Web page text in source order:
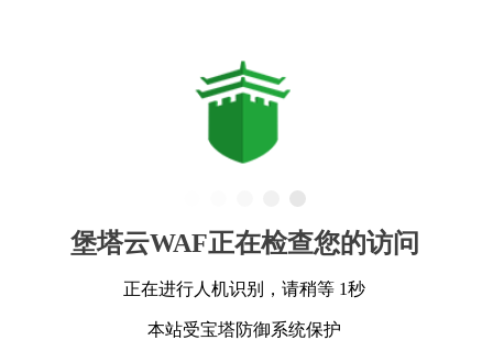
堡塔云WAF正在检查您的访问
正在进行人机识别，请稍等 1秒
本站受宝塔防御系统保护